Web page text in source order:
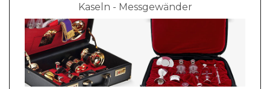
Kaseln - Messgewänder